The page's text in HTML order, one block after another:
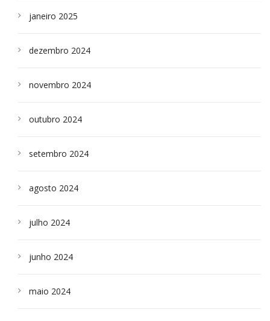
janeiro 2025
dezembro 2024
novembro 2024
outubro 2024
setembro 2024
agosto 2024
julho 2024
junho 2024
maio 2024